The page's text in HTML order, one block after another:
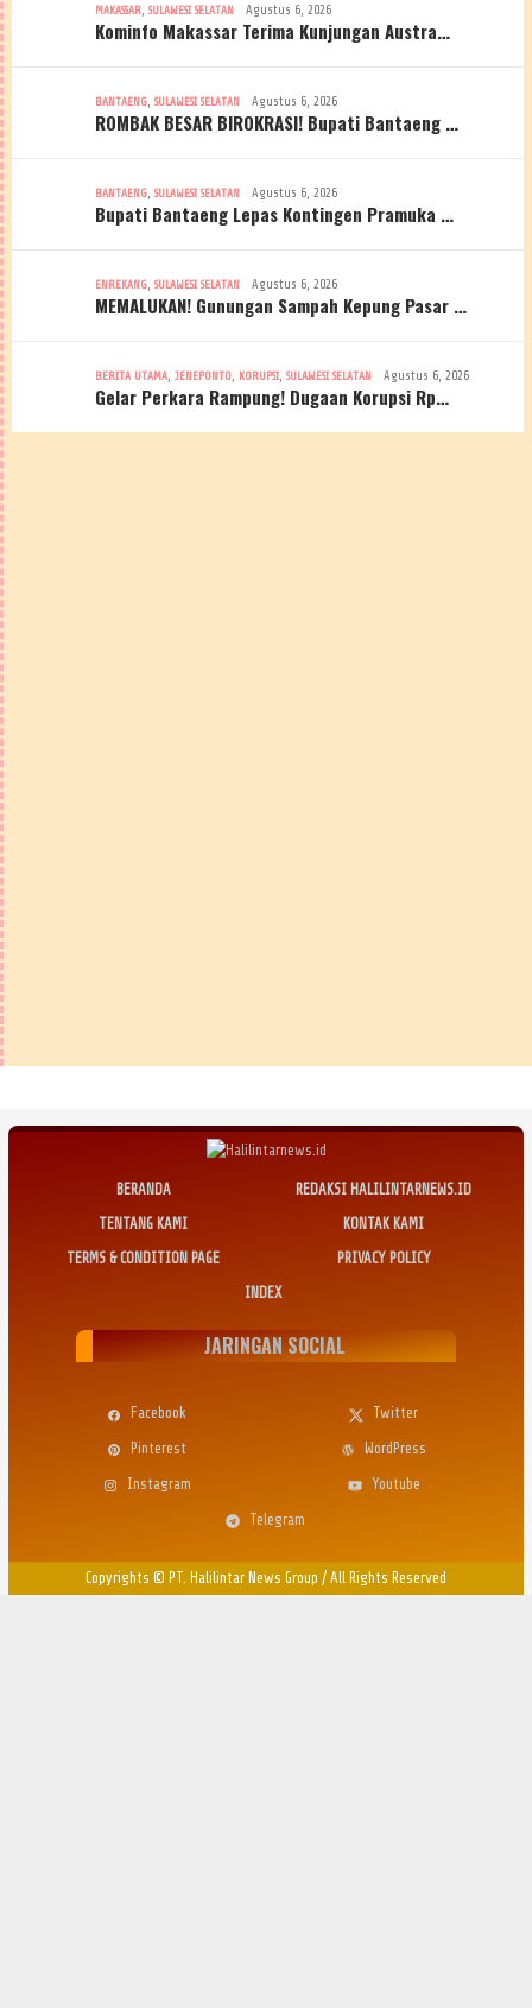
MAKASSAR, SULAWESI SELATAN Agustus 6, 2026
Kominfo Makassar Terima Kunjungan Austra…
BANTAENG, SULAWESI SELATAN Agustus 6, 2026
ROMBAK BESAR BIROKRASI! Bupati Bantaeng …
BANTAENG, SULAWESI SELATAN Agustus 6, 2026
Bupati Bantaeng Lepas Kontingen Pramuka …
ENREKANG, SULAWESI SELATAN Agustus 6, 2026
MEMALUKAN! Gunungan Sampah Kepung Pasar …
BERITA UTAMA, JENEPONTO, KORUPSI, SULAWESI SELATAN Agustus 6, 2026
Gelar Perkara Rampung! Dugaan Korupsi Rp…
BERANDA
REDAKSI HALILINTARNEWS.ID
TENTANG KAMI
KONTAK KAMI
TERMS & CONDITION PAGE
PRIVACY POLICY
INDEX
JARINGAN SOCIAL
Facebook
Twitter
Pinterest
WordPress
Instagram
Youtube
Telegram
Copyrights © PT. Halilintar News Group / All Rights Reserved